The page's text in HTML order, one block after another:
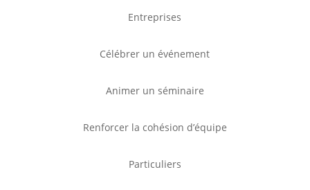
Entreprises
Célébrer un événement
Animer un séminaire
Renforcer la cohésion d’équipe
Particuliers